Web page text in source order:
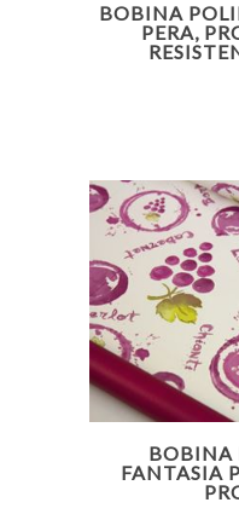
BOBINA
PERA,
BOBINA
FANTASIA